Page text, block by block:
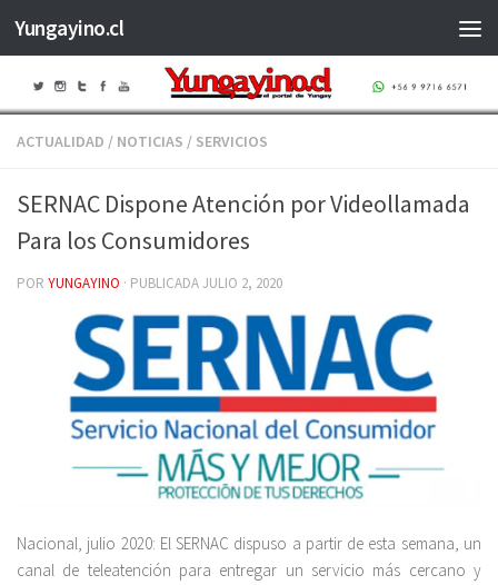
Saltar al contenido
Yungayino.cl
ACTUALIDAD / NOTICIAS / SERVICIOS
SERNAC Dispone Atención por Videollamada
Para los Consumidores
POR YUNGAYINO · PUBLICADAJULIO 2, 2020
Nacional, julio 2020: El SERNAC dispuso a partir de esta semana, un
canal de teleatención para entregar un servicio más cercano y